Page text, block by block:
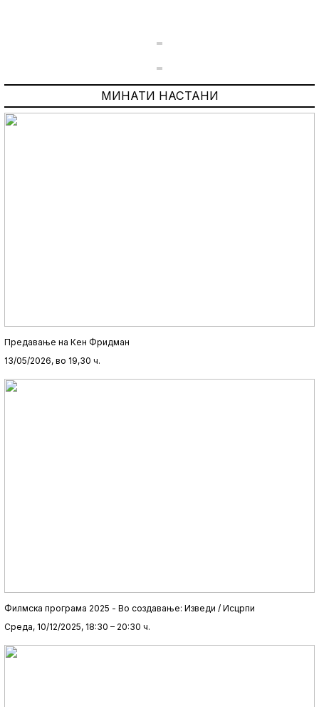
МИНАТИ НАСТАНИ
Предавање на Кен Фридман
13/05/2026, во 19,30 ч.
Филмска програма 2025 - Во создавање: Изведи / Исцрпи
Среда, 10/12/2025, 18:30 – 20:30 ч.